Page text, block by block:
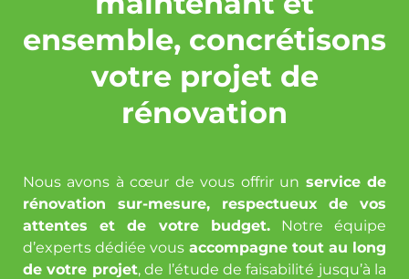
ensemble, concrétisons
votre projet de
rénovation
Nous avons à cœur de vous offrir un service de
rénovation sur-mesure, respectueux de vos
attentes et de votre budget.Notre équipe
d’experts dédiée vous accompagne tout au long
de votre projet, de l’étude de faisabilité jusqu’à la